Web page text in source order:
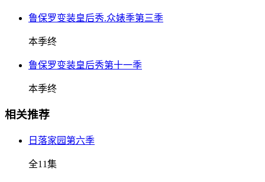
鲁保罗变装皇后秀.众婊季第三季
本季终
鲁保罗变装皇后秀第十一季
本季终
相关推荐
日落家园第六季
全11集